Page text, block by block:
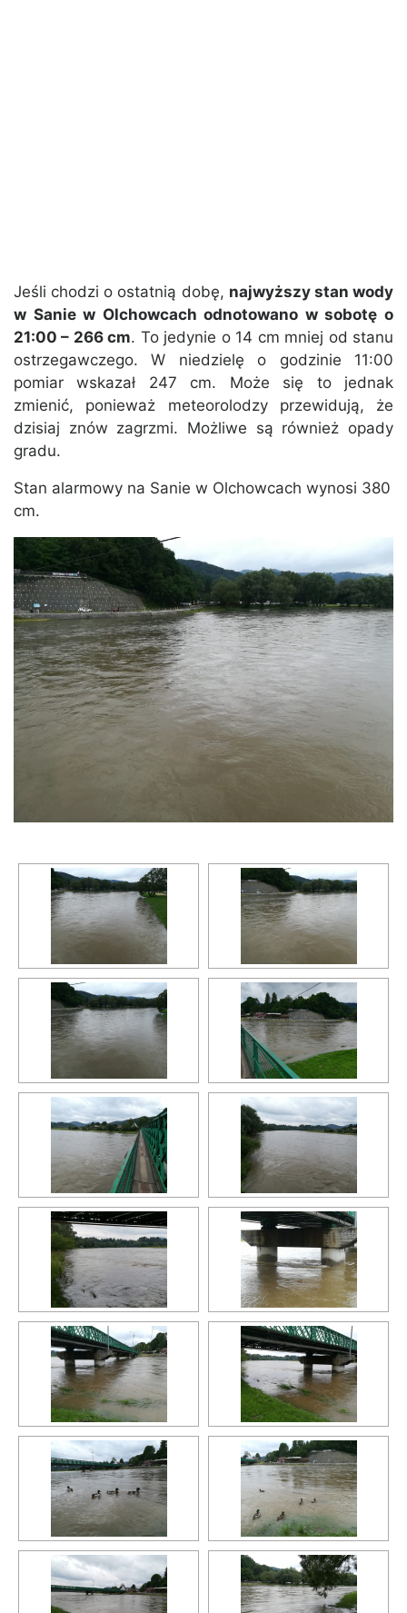
Jeśli chodzi o ostatnią dobę, najwyższy stan wody
w Sanie w Olchowcach odnotowano w sobotę o
21:00 – 266 cm. To jedynie o 14 cm mniej od stanu
ostrzegawczego. W niedzielę o godzinie 11:00
pomiar wskazał 247 cm. Może się to jednak
zmienić, ponieważ meteorolodzy przewidują, że
dzisiaj znów zagrzmi. Możliwe są również opady
gradu.
Stan alarmowy na Sanie w Olchowcach wynosi 380
cm.